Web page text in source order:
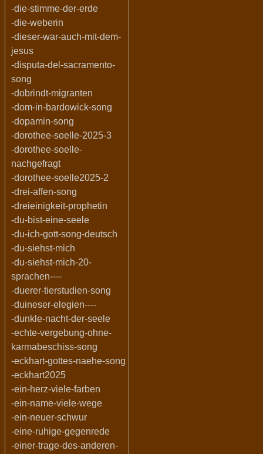
-die-stimme-der-erde
-die-weberin
-dieser-war-auch-mit-dem-
jesus
-disputa-del-sacramento-
song
-dobrindt-migranten
-dom-in-bardowick-song
-dopamin-song
-dorothee-soelle-2025-3
-dorothee-soelle-
nachgefragt
-dorothee-soelle2025-2
-drei-affen-song
-dreieinigkeit-prophetin
-du-bist-eine-seele
-du-ich-gott-song-deutsch
-du-siehst-mich
-du-siehst-mich-20-
sprachen----
-duerer-tierstudien-song
-duineser-elegien----
-dunkle-nacht-der-seele
-echte-vergebung-ohne-
karmabeschiss-song
-eckhart-gottes-naehe-song
-eckhart2025
-ein-herz-viele-farben
-ein-name-viele-wege
-ein-neuer-schwur
-eine-ruhige-gegenrede
-einer-trage-des-anderen-